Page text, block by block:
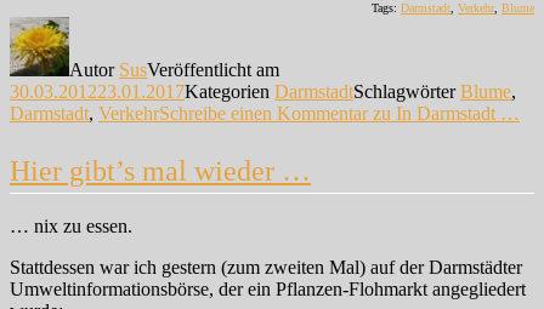
Tags: Darmstadt, Verkehr, Blume
Autor SusVeröffentlicht am
30.03.201223.01.2017Kategorien DarmstadtSchlagwörterBlume,
Darmstadt, VerkehrSchreibe einen Kommentarzu In Darmstadt …
Hier gibt’s mal wieder …
… nix zu essen.
Stattdessen war ich gestern (zum zweiten Mal) auf der Darmstädter
Umweltinformationsbörse, der ein Pflanzen-Flohmarkt angegliedert